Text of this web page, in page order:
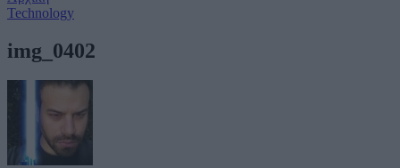
Technology
img_0402